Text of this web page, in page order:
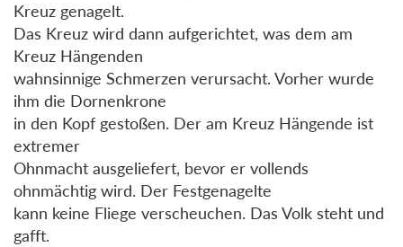
Kreuz genagelt.
Das Kreuz wird dann aufgerichtet, was dem am
Kreuz Hängenden
wahnsinnige Schmerzen verursacht. Vorher wurde
ihm die Dornenkrone
in den Kopf gestoßen. Der am Kreuz Hängende ist
extremer
Ohnmacht ausgeliefert, bevor er vollends
ohnmächtig wird. Der Festgenagelte
kann keine Fliege verscheuchen. Das Volk steht und
gafft.